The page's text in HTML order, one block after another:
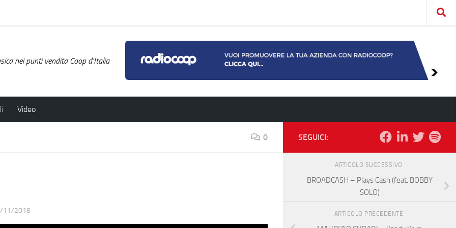
nei punti vendita Coop d'Italia
Video
0
11/2018
SEGUICI:
ARTICOLO SUCCESSIVO
BROADCASH – Plays Cash (feat. BOBBY
SOLO)
ARTICOLO PRECEDENTE